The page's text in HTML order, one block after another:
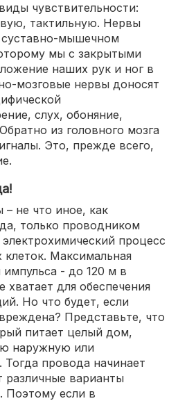
чувствительности:
тактильную. Нервы
мышечном
мы с закрытыми
наших рук и ног в
мозговые нервы доносят
слух, обоняние,
из головного мозга
Это, прежде всего,
– не что иное, как
только проводником
процесс
Максимальная
- до 120 м в
хватает для обеспечения
Но что будет, если
Представьте, что
питает целый дом,
наружную или
провода начинает
различные варианты
Поэтому если в